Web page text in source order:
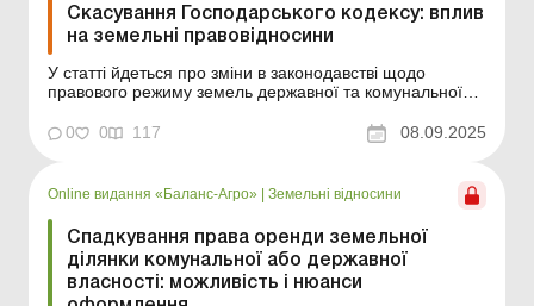
Скасування Господарського кодексу: вплив
на земельні правовідносини
У статті йдеться про зміни в законодавстві щодо
правового режиму земель державної та комунальної
потрібно вжити для збереження права на
землекористування. Щоб заповнити правничі
Законом від 09.0...
0 0 117 08.09.2025
Online видання «Баланс-Агро» Земельні відносини
Спадкування права оренди земельної
ділянки комунальної або державної
власності: можливість і нюанси